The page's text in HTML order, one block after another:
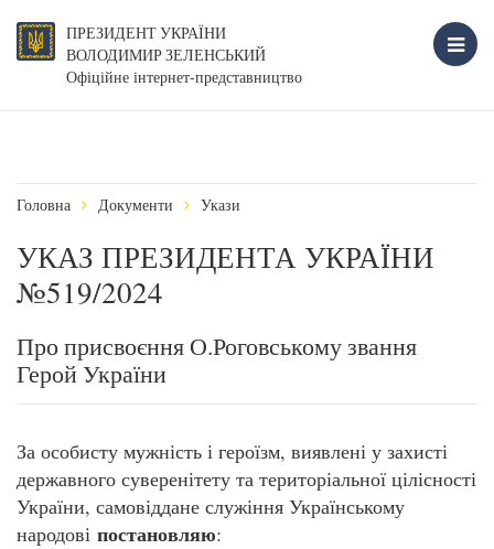
ПРЕЗИДЕНТ УКРАЇНИ
ВОЛОДИМИР ЗЕЛЕНСЬКИЙ
Офіційне інтернет-представництво
Головна Документи Укази
УКАЗ ПРЕЗИДЕНТА УКРАЇНИ
№519/2024
Про присвоєння О.Роговському звання
Герой України
За особисту мужність і героїзм, виявлені у захисті
державного суверенітету та територіальної цілісності
України, самовіддане служіння Українському
народові постановляю: